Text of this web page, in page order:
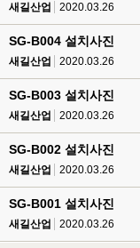
새길산업 2020.03.26
SG-B004 설치사진
새길산업 2020.03.26
SG-B003 설치사진
새길산업 2020.03.26
SG-B002 설치사진
새길산업 2020.03.26
SG-B001 설치사진
새길산업 2020.03.26